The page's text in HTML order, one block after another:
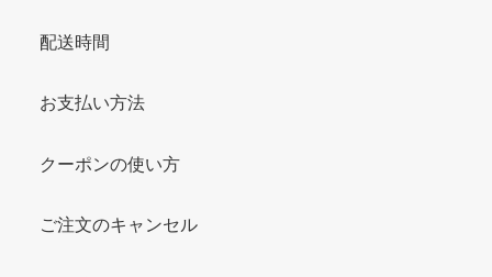
配送時間
お支払い方法
クーポンの使い方
ご注文のキャンセル